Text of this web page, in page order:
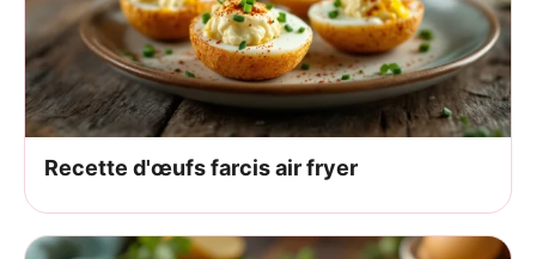
Recette d'œufs farcis air fryer